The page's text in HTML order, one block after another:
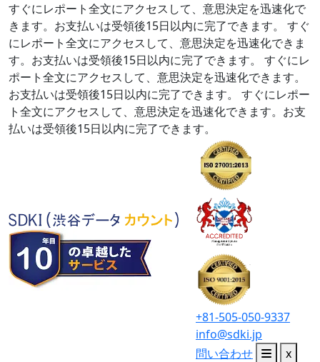
すぐにレポート全文にアクセスして、意思決定を迅速化で
きます。お支払いは受領後15日以内に完了できます。
すぐ
にレポート全文にアクセスして、意思決定を迅速化できま
す。お支払いは受領後15日以内に完了できます。
すぐにレ
ポート全文にアクセスして、意思決定を迅速化できます。
お支払いは受領後15日以内に完了できます。
すぐにレポー
ト全文にアクセスして、意思決定を迅速化できます。お支
払いは受領後15日以内に完了できます。
+81-505-050-9337
info@sdki.jp
問い合わせ
x